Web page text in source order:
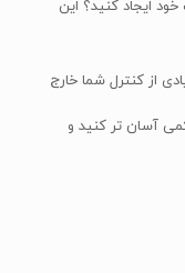
ایجاد کنید؟ این
از کنترل شما خارج
آسان تر کنید و